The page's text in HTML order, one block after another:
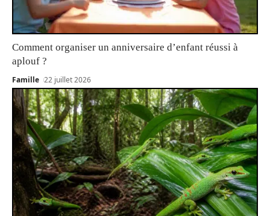
Comment organiser un anniversaire d’enfant réussi à
aplouf ?
Famille 22 juillet 2026